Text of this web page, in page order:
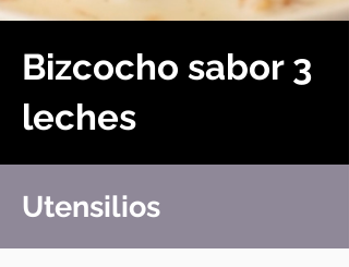
Bizcocho sabor 3
leches
Utensilios